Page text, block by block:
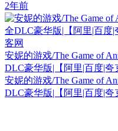
2年前
安妮的游戏/The Game of
DLC豪华版|【阿里|百度|夸
安妮的游戏/The Game of
DLC豪华版|【阿里|百度|夸